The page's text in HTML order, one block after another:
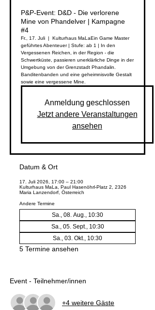
P&P-Event: D&D - Die verlorene
Mine von Phandelver | Kampagne
#4
Fr., 17. Juli
  |
Kulturhaus MaLaEin Game Master
geführtes Abenteuer | Stufe: ab 1 | In den
Vergessenen Reichen, in der Region - die
Schwertküste, passieren unerklärliche Dinge in der
Umgebung von der Grenzstadt Phandalin.
Banditenbanden und eine geheimnisvolle Gestalt
sowie eine vergessene Mine.
Anmeldung geschlossen
Jetzt andere Veranstaltungen
ansehen
Datum & Ort
17. Juli 2026, 17:00 – 21:00
Kulturhaus MaLa, Paul Hasenöhrl-Platz 2, 2326
Maria Lanzendorf, Österreich
Andere Termine
Sa., 08. Aug., 10:30
Sa., 05. Sept., 10:30
Sa., 03. Okt., 10:30
5 Termine ansehen
Event - Teilnehmer/innen
+4 weitere Gäste